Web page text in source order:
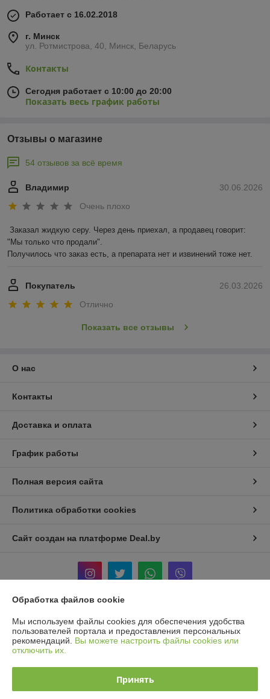
Работает с 16.02.2018
г. Минск
ул. Ротмистрова, 40, Минск, Беларусь
Контакты
Сегодня работает с 10:00 до 20:00
Показать весь график работы
Отзывы о магазине
54 отзывов за всё время
30.06.2026
Владимир
Очень плохо
Заказал жидкую серу. Через день приехал, а продавец говорит:
"Мы только что продали".
Получилось что заказ есть, а препарата нет и извинений тоже нет.
26.03.2026
Покупатель
Отлично
Показать все отзывы
О нас
Контакты
Доставка и оплата
График работы
Полная версия сайта
Политика обработки cookies
Сайт создан на платформе Deal.by
Информация для покупателя
Юридическое лицо:ООО «ГРИН ХИППО»
220075 г. Минск, ул.Ротмистрова,40 ком. 12
Регистрационный номер ЕГР: 193828125
Обработка файлов cookie
Мы используем файлы cookies для обеспечения удобства
пользователей портала и предоставления персональных
рекомендаций. Вы можете настроить файлы cookies или
отключить их.
Принять